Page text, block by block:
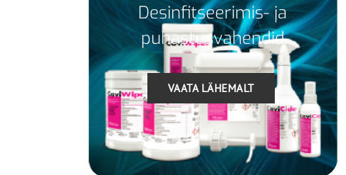
Desinfitseerimis- ja
puhastusvahendid
VAATA LÄHEMALT